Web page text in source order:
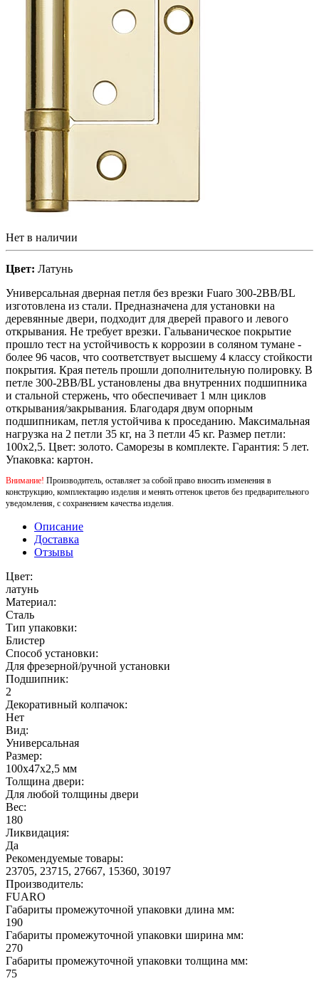
Нет в наличии
Цвет: Латунь
Универсальная дверная петля без врезки Fuaro 300-2BB/BL
изготовлена из стали. Предназначена для установки на
деревянные двери, подходит для дверей правого и левого
открывания. Не требует врезки. Гальваническое покрытие
прошло тест на устойчивость к коррозии в соляном тумане -
более 96 часов, что соответствует высшему 4 классу стойкости
покрытия. Края петель прошли дополнительную полировку. В
петле 300-2BB/BL установлены два внутренних подшипника
и стальной стержень, что обеспечивает 1 млн циклов
открывания/закрывания. Благодаря двум опорным
подшипникам, петля устойчива к проседанию. Максимальная
нагрузка на 2 петли 35 кг, на 3 петли 45 кг. Размер петли:
100x2,5. Цвет: золото. Саморезы в комплекте. Гарантия: 5 лет.
Упаковка: картон.
Внимание! Производитель, оставляет за собой право вносить изменения в
конструкцию, комплектацию изделия и менять оттенок цветов без предварительного
уведомления, с сохранением качества изделия.
Описание
Доставка
Отзывы
Цвет:
латунь
Материал:
Сталь
Тип упаковки:
Блистер
Способ установки:
Для фрезерной/ручной установки
Подшипник:
2
Декоративный колпачок:
Нет
Вид:
Универсальная
Размер:
100x47x2,5 мм
Толщина двери:
Для любой толщины двери
Вес:
180
Ликвидация:
Да
Рекомендуемые товары:
23705, 23715, 27667, 15360, 30197
Производитель:
FUARO
Габариты промежуточной упаковки длина мм:
190
Габариты промежуточной упаковки ширина мм:
270
Габариты промежуточной упаковки толщина мм:
75